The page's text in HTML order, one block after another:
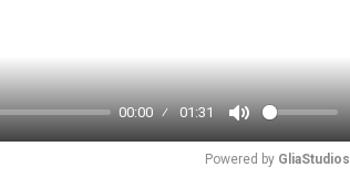
00:00 01:31
Mute
Powered by GliaStudios